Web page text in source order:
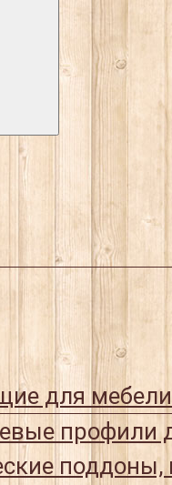
для мебели
профили